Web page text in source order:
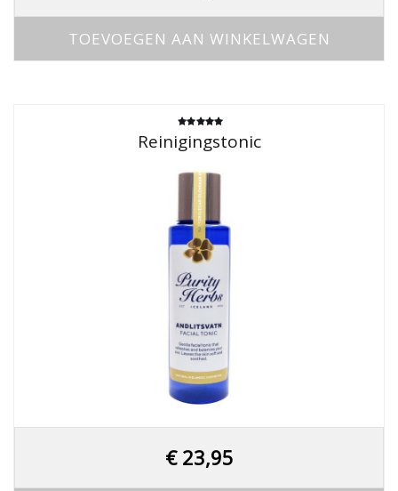
TOEVOEGEN AAN WINKELWAGEN
5.00
uit 5
Reinigingstonic
€23,95